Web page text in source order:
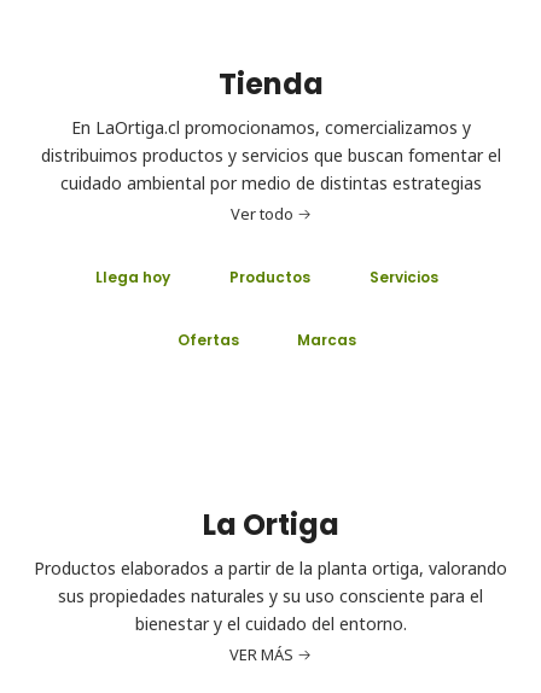
Tienda
En LaOrtiga.cl promocionamos, comercializamos y
distribuimos productos y servicios que buscan fomentar el
cuidado ambiental por medio de distintas estrategias
Ver todo
Llega hoy Productos Servicios
Ofertas Marcas
La Ortiga
Productos elaborados a partir de la planta ortiga, valorando
sus propiedades naturales y su uso consciente para el
bienestar y el cuidado del entorno.
VER MÁS